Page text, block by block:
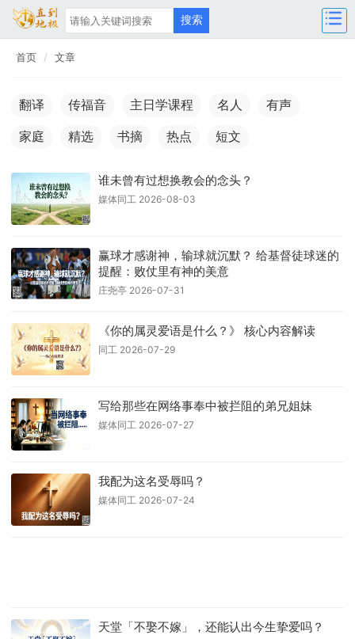
首页 文章
翻译 传福音 主日学课程 名人
有声
家庭
精选 书摘 热点 短文
谁未曾有过想换教会的念头？
媒体同工 2026-08-03
赢球才感谢神，输球就沉默？ 给基督徒球迷的
提醒：败仗里有神的美意
庄尧亭 2026-07-31
《你的属灵爱语是什么？》 核心内容解读
同工 2026-07-29
写给那些在网络事奉中被拦阻的弟兄姐妹
媒体同工 2026-07-27
我配为这名受辱吗？
媒体同工 2026-07-24
天堂「不娶不嫁」，还能认出今生挚爱吗？